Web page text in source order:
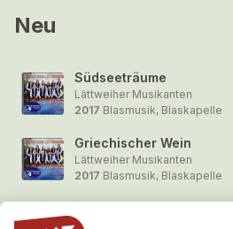
Neu
Südseeträume
Lättweiher Musikanten
2017 Blasmusik, Blaskapelle
Griechischer Wein
Lättweiher Musikanten
2017 Blasmusik, Blaskapelle
Lättweiher Musikanten